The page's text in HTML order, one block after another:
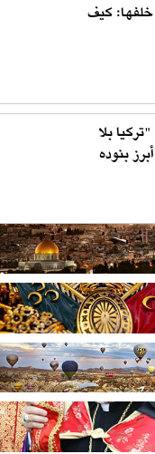
خلفها: كيف
بلا
بنوده